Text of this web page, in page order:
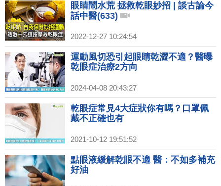
眼睛鬧水荒 拯救乾眼妙招 | 談古論今
話中醫(633)
2022-12-27 10:24:54
運動風切恐引起眼睛乾澀不適？醫曝
乾眼症治療2方向
2024-04-08 20:43:27
乾眼症常見4大症狀你有嗎？口罩佩
戴不正確也有
2021-10-12 19:51:52
點眼液緩解乾眼不適 醫：不如多補充
好油